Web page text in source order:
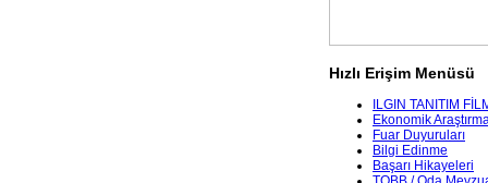
Hızlı Erişim Menüsü
ILGIN TANITIM
Ekonomik
Fuar Duyuruları
Bilgi Edinme
Başarı Hikayeleri